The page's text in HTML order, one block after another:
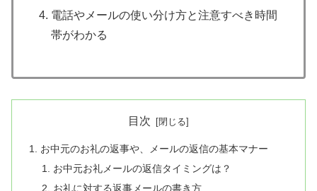
電話やメールの使い分け方と注意すべき時間
帯がわかる
目次
お中元のお礼の返事や、メールの返信の基本マナー
お中元お礼メールの返信タイミングは？
お礼に対する返事メールの書き方